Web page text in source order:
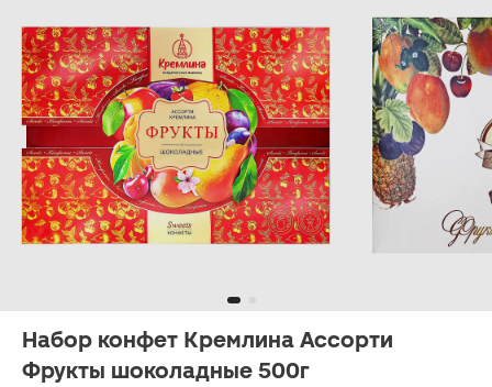
Набор конфет Кремлина Ассорти
Фрукты шоколадные 500г